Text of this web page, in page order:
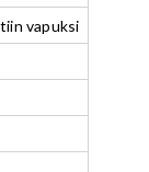
vapuksi